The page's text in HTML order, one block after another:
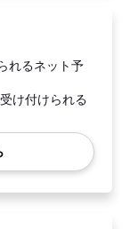
れるネット予
け付けられる